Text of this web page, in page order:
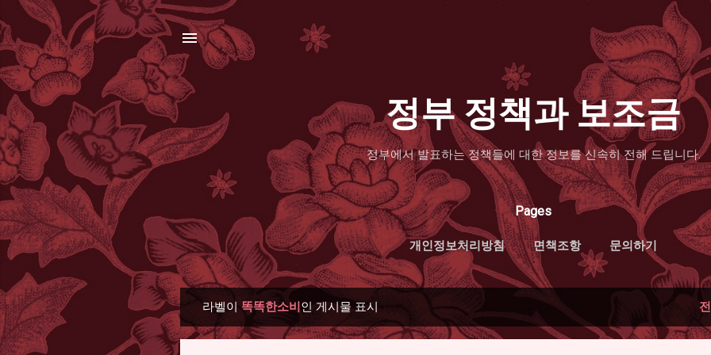
정부 정책과 보조금
정부에서 발표하는 정책들에 대한 정보를 신속히 전해 드립니다.
Pages
개인정보처리방침 면책조항 문의하기
라벨이 똑똑한소비인 게시물 표시